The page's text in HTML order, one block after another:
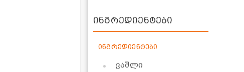
ინგრედიენტები
ინგრედიენტები
ვაშლი